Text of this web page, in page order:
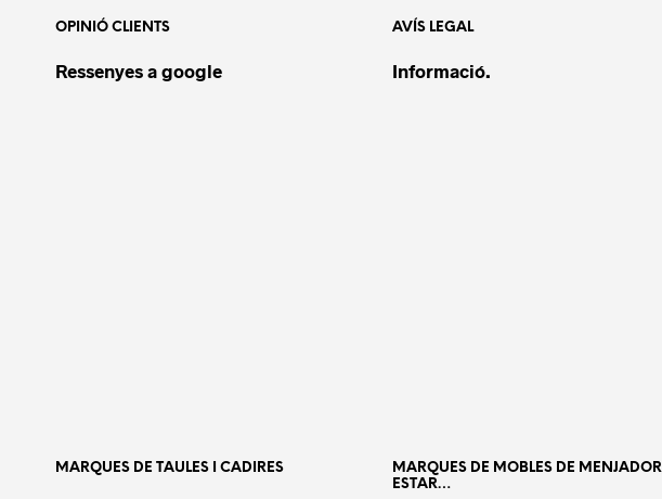
OPINIÓ CLIENTS
Ressenyes a google
AVÍS LEGAL
Informació.
MARQUES DE TAULES I CADIRES
MARQUES DE MOBLES DE
ESTAR…